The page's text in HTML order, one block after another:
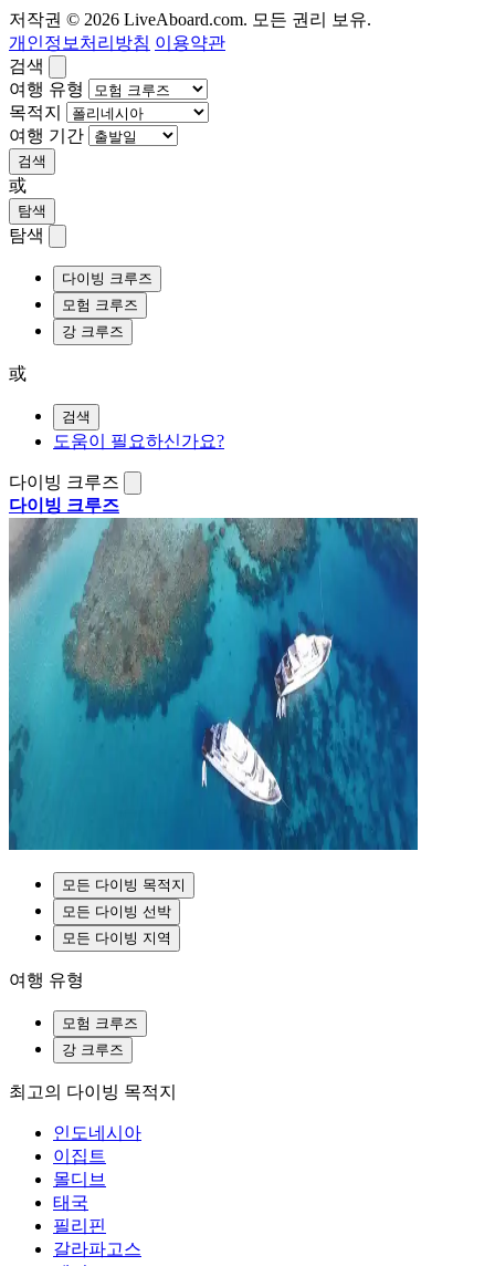
저작권 © 2026 LiveAboard.com. 모든 권리 보유.
개인정보처리방침 이용약관
검색
여행 유형
목적지
여행 기간
검색
或
탐색
탐색
다이빙 크루즈
모험 크루즈
강 크루즈
或
검색
도움이 필요하신가요?
다이빙 크루즈
다이빙 크루즈
모든 다이빙 목적지
모든 다이빙 선박
모든 다이빙 지역
여행 유형
모험 크루즈
강 크루즈
최고의 다이빙 목적지
인도네시아
이집트
몰디브
태국
필리핀
갈라파고스